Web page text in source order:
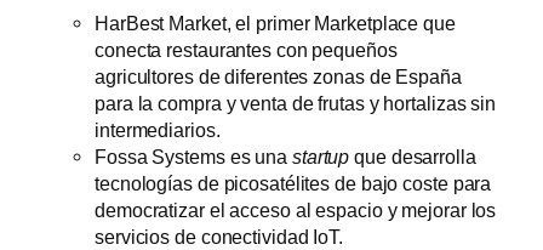
HarBest Market, el primer Marketplace que
conecta restaurantes con pequeños
agricultores de diferentes zonas de España
para la compra y venta de frutas y hortalizas sin
intermediarios.
Fossa Systems es una startup que desarrolla
tecnologías de picosatélites de bajo coste para
democratizar el acceso al espacio y mejorar los
servicios de conectividad IoT.